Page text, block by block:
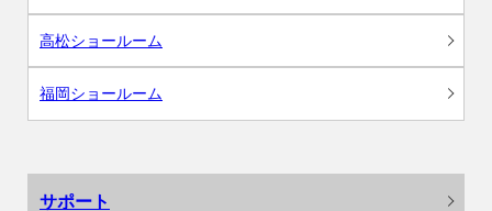
高松ショールーム
福岡ショールーム
サポート